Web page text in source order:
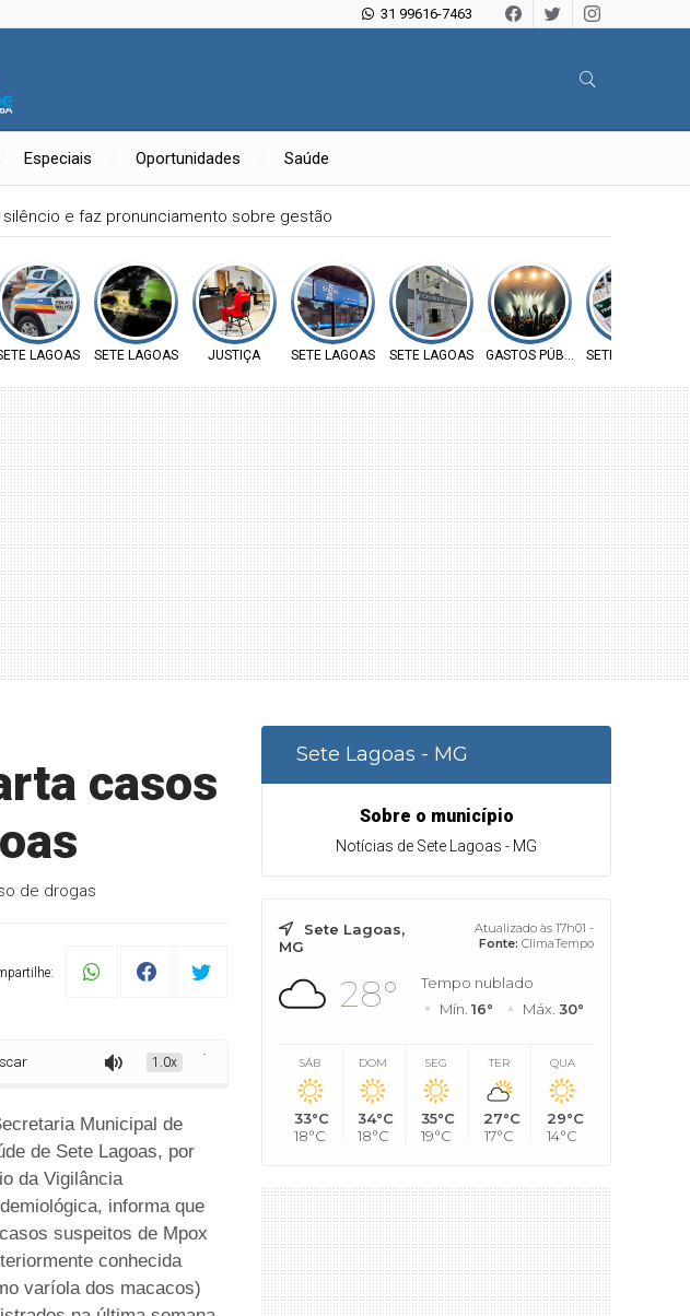
31 99616-7463
Especiais Oportunidades Saúde
e faz pronunciamento sobre gestão
LAGOAS SETE LAGOAS JUSTIÇA SETE LAGOAS SETE LAGOAS GASTOS PÚBLICOSSETE LAGOAS
casos
de drogas
suspeitos de Mpox em Sete Lagoas
1.0x ·
Municipal de
de Sete Lagoas, por
da Vigilância
informa que
suspeitos de Mpox
conhecida
varíola dos macacos)
Sete Lagoas - MG
Sobre o município
Notícias de Sete Lagoas - MG
Sete Lagoas,
MG
Atualizado às 17h01 -
Fonte: ClimaTempo
28°
Tempo nublado
Mín. 16° Máx. 30°
SÁB
33°C
18°C
DOM
34°C
18°C
SEG
35°C
19°C
TER
27°C
17°C
QUA
29°C
14°C